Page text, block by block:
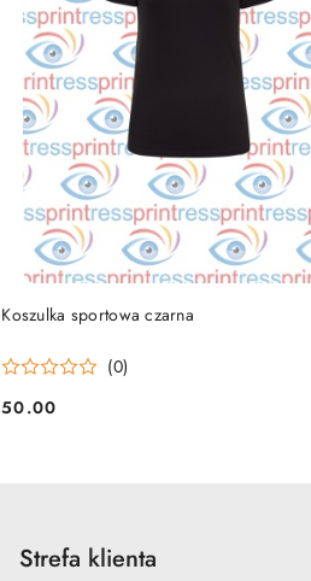
Koszulka sportowa czarna
(0)
Cena:
50.00
Strefa klienta